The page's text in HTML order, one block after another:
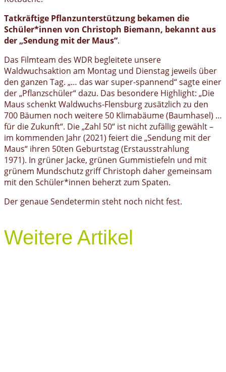
Tatkräftige Pflanzunterstützung bekamen die
Schüler*innen von Christoph Biemann, bekannt aus
der „Sendung mit der Maus“.
Das Filmteam des WDR begleitete unsere
Waldwuchsaktion am Montag und Dienstag jeweils über
den ganzen Tag. „… das war super-spannend“ sagte einer
der „Pflanzschüler“ dazu. Das besondere Highlight: „Die
Maus schenkt Waldwuchs-Flensburg zusätzlich zu den
700 Bäumen noch weitere 50 Klimabäume (Baumhasel) …
für die Zukunft“. Die „Zahl 50“ ist nicht zufällig gewählt –
im kommenden Jahr (2021) feiert die „Sendung mit der
Maus“ ihren 50ten Geburtstag (Erstausstrahlung
1971). In grüner Jacke, grünen Gummistiefeln und mit
grünem Mundschutz griff Christoph daher gemeinsam
mit den Schüler*innen beherzt zum Spaten.
Der genaue Sendetermin steht noch nicht fest.
Weitere Artikel